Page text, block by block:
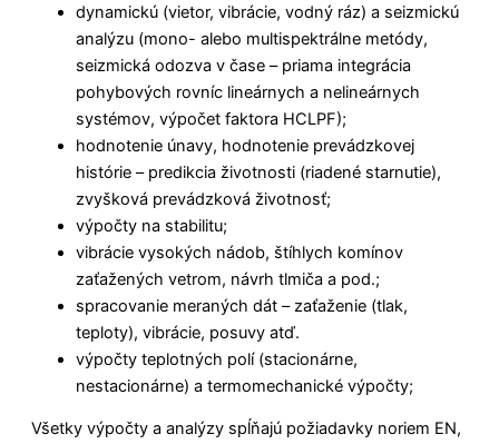
dynamickú (vietor, vibrácie, vodný ráz) a seizmickú
analýzu (mono- alebo multispektrálne metódy,
seizmická odozva v čase – priama integrácia
pohybových rovníc lineárnych a nelineárnych
systémov, výpočet faktora HCLPF);
hodnotenie únavy, hodnotenie prevádzkovej
histórie – predikcia životnosti (riadené starnutie),
zvyšková prevádzková životnosť;
výpočty na stabilitu;
vibrácie vysokých nádob, štíhlych komínov
zaťažených vetrom, návrh tlmiča a pod.;
spracovanie meraných dát – zaťaženie (tlak,
teploty), vibrácie, posuvy atď.
výpočty teplotných polí (stacionárne,
nestacionárne) a termomechanické výpočty;
Všetky výpočty a analýzy spĺňajú požiadavky noriem EN,